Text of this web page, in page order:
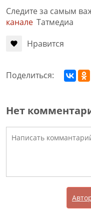
Следите за самым
канале Татмедиа
Нравится
Поделиться:
Нет